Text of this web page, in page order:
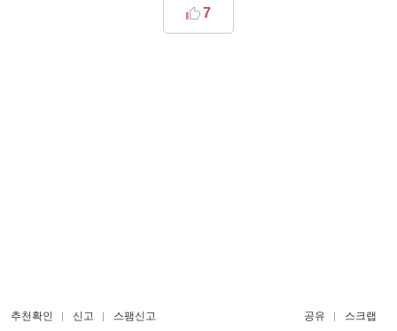
7
추천확인 신고 스팸신고 공유 스크랩